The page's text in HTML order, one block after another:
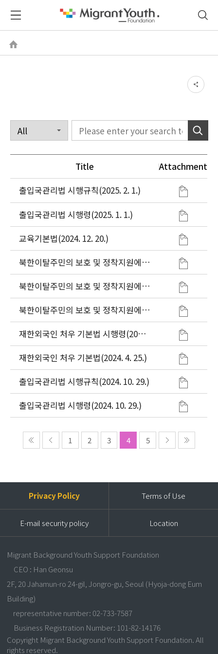
Title
Attachment
출입국관리법 시행규칙(2025. 2. 1.)
출입국관리법 시행령(2025. 1. 1.)
교육기본법(2024. 12. 20.)
북한이탈주민의 보호 및 정착지원에
관한 법률 시행규칙(2024. 11. 1.)
북한이탈주민의 보호 및 정착지원에
관한 법률 시행령(2024. 8. 7.)
북한이탈주민의 보호 및 정착지원에
관한 법률(2024. 8. 7.)
재한외국인 처우 기본법 시행령(2024.
4. 25.)
재한외국인 처우 기본법(2024. 4. 25.)
출입국관리법 시행규칙(2024. 10. 29.)
출입국관리법 시행령(2024. 10. 29.)
1 2 3 4 5
Privacy Policy Terms of Use
E-mail security policy Location
Migrant Background Youth Support Foundation
CEO : Han Geonsu
2F, 20 Jahamun-ro 24-gil, Jongro-gu, Seoul (Hyoja-dong Eum
Building)
representative number: 02-733-7587
Business Registration Number: 101-82-14176
Copyright Migrant Background Youth Support Foundation. All
rights reserved.